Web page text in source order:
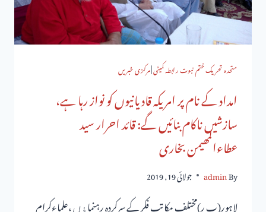
متحدہ تحریک ختم نبوت رابطہ کمیٹی|مرکزی خبریں
امداد کے نام پر امریکہ قادیانیوں کو نواز رہا ہے،
سازشیں ناکام بنائیں گے: قائد احرار سید
عطاءالمھیمن بخاری
By
admin جولائی 19, 2019
لاہور(پ ر)مختلف مکاتب فکر کے سرکردہ رہنماﺅں ،علماءکرام